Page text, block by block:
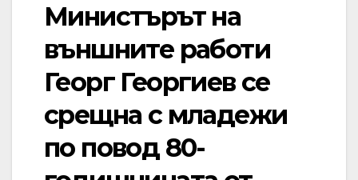
Министърът на
външните работи
Георг Георгиев се
срещна с младежи
по повод 80-